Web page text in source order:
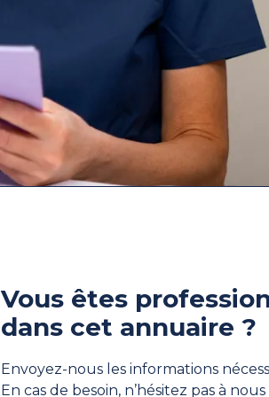
Vous êtes
dans cet annuaire ?
Envoyez-nous les informations
En cas de besoin, n’hésitez pas à